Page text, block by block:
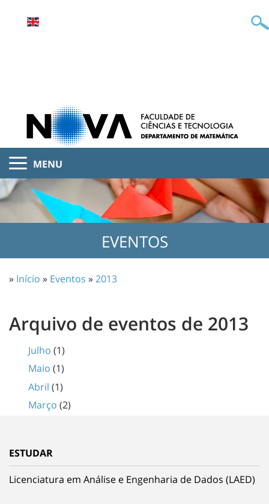
MENU
EVENTOS
» Início » Eventos »2013
Arquivo de eventos de 2013
Julho (1)
Maio (1)
Abril (1)
Março (2)
ESTUDAR
Licenciatura em Análise e Engenharia de Dados (LAED)